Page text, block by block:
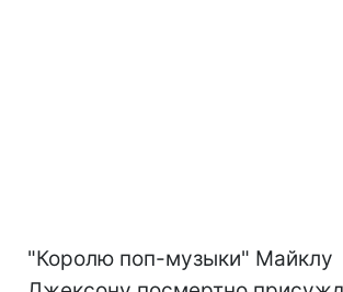
"Королю поп-музыки" Майклу